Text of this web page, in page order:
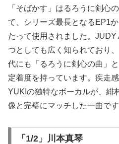
「そばかす」はるろうに剣心
て、シリーズ最長となるEP1
たって使用されました。
つとしても広く知られており
代にも「るろうに剣心の曲」
定着度を持っています。疾走
YUKIの独特なボーカルが、緋
像と完璧にマッチした一曲です
「1/2」川本真琴